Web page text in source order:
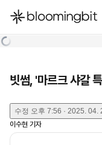
한국어
빗썸, '마르크 샤갈
수정 오후 7:56 · 2025. 04.
이수현 기자